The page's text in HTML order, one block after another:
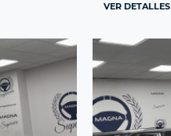
VER DETALLES